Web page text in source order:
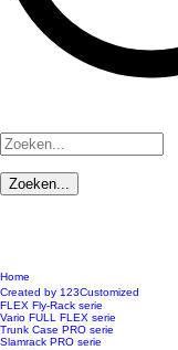
Home
Created by 123Customized
FLEX Fly-Rack serie
Vario FULL FLEX serie
Trunk Case PRO serie
Slamrack PRO serie